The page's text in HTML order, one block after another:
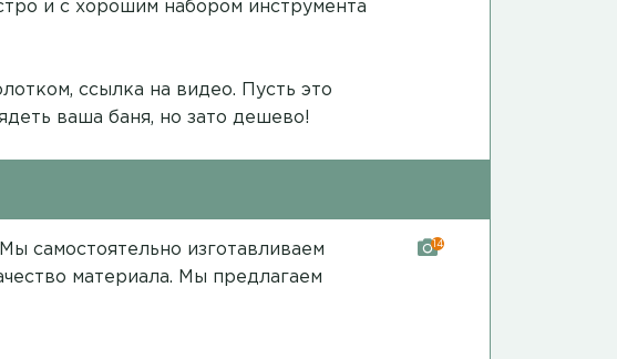
и с хорошим набором инструмента
ссылка на видео. Пусть это
ваша баня, но зато дешево!
самостоятельно изготавливаем
материала. Мы предлагаем
14